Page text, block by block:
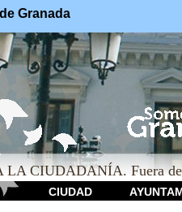
Granada
LA CIUDADANÍA. Fuera de
CIUDAD